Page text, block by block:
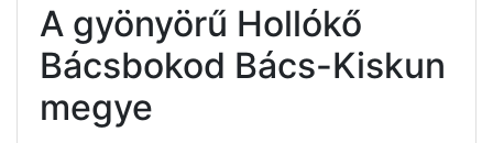
A gyönyörű Hollókő
Bácsbokod Bács-Kiskun
megye